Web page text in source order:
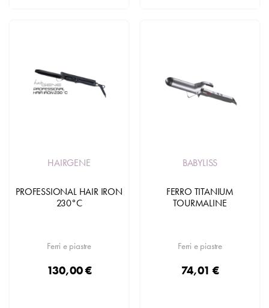
HAIRGENE
PROFESSIONAL HAIR IRON
230°C
Ferri e piastre
130,00 €
BABYLISS
FERRO TITANIUM
TOURMALINE
Ferri e piastre
74,01 €